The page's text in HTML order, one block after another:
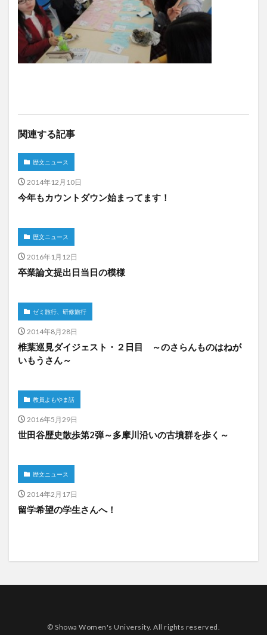
関連する記事
歴文ニュース
2014年12月10日
今年もカウントダウン始まってます！
歴文ニュース
2016年1月12日
卒業論文提出日当日の模様
ゼミ旅行、研修旅行
2014年8月28日
椎葉巡見ダイジェスト・２日目 ～のさらんものはねが
いもうさん～
教員よもやま話
2016年5月29日
世田谷歴史散歩第2弾～多摩川沿いの古墳群を歩く～
歴文ニュース
2014年2月17日
留学希望の学生さんへ！
© Showa Women's University. All rights reserved.